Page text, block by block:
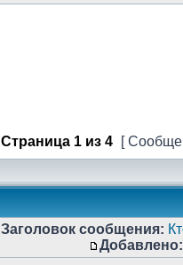
Страница 1 из 4
[
Заголовок сообщения:
Добавлено: